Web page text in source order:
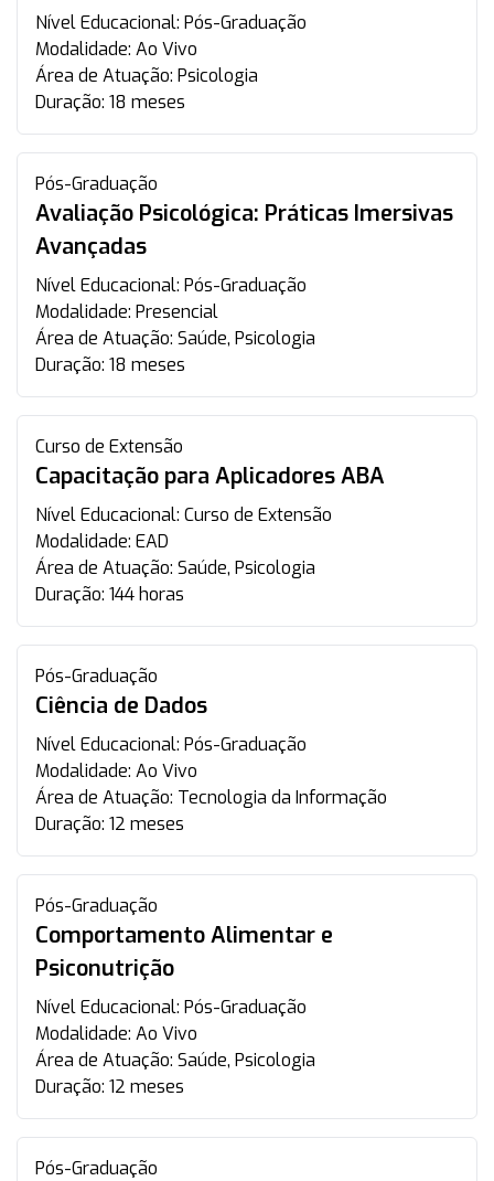
Nível Educacional: Pós-Graduação
Modalidade: Ao Vivo
Área de Atuação: Psicologia
Duração: 18 meses
Pós-Graduação
Avaliação Psicológica: Práticas Imersivas
Avançadas
Nível Educacional: Pós-Graduação
Modalidade: Presencial
Área de Atuação: Saúde, Psicologia
Duração: 18 meses
Curso de Extensão
Capacitação para Aplicadores ABA
Nível Educacional: Curso de Extensão
Modalidade: EAD
Área de Atuação: Saúde, Psicologia
Duração: 144 horas
Pós-Graduação
Ciência de Dados
Nível Educacional: Pós-Graduação
Modalidade: Ao Vivo
Área de Atuação: Tecnologia da Informação
Duração: 12 meses
Pós-Graduação
Comportamento Alimentar e
Psiconutrição
Nível Educacional: Pós-Graduação
Modalidade: Ao Vivo
Área de Atuação: Saúde, Psicologia
Duração: 12 meses
Pós-Graduação